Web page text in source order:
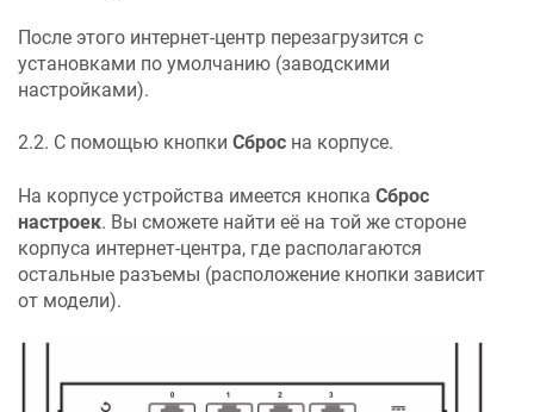
После этого интернет-центр перезагрузится с
установками по умолчанию (заводскими
настройками).
2.2. С помощью кнопки Сброс на корпусе.
На корпусе устройства имеется кнопка Сброс
настроек. Вы сможете найти её на той же стороне
корпуса интернет-центра, где располагаются
остальные разъемы (расположение кнопки зависит
от модели).